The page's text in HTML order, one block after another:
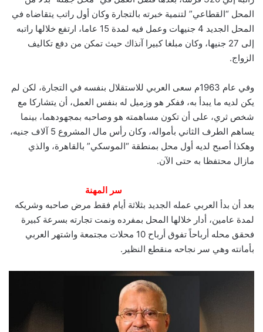
المحل “القطاعي” لتنمية خبرته بالتجارة وكان أول راتب يتقاضاه في
المحل الجديد 4 جنيهات وعمل فيه لمدة 15 عاما، ارتفع خلالها راتبه
إلى 27 جنيها، وكان مبلغا كبيرا آنذاك حيث تمكن من دفع تكاليف
الزواج.
وفي عام 1963م سعى العربي للاستقلال بنفسه في التجارة، لكن لم
يكن لديه ما يبدأ به، ففكر هو وزميل له بنفس العمل، أن يتشاركا مع
شخص ثري، على أن تكون مساهمته هو وصاحبه بمجهودهما، بينما
يساهم الطرف الثاني بأمواله، وكان رأس مال المشروع 5 آلاف جنيه،
وهكذا أصبح لديه أول محل بمنطقة “الموسكي” بالقاهرة، والذي
مازال محتفظا به حتى الآن.
سر المهنة
بعد أن بدأ العربي عمله الجديد بثلاثة أيام فقط مرض صاحبه وشريكه
لمدة عامين، أدار خلالها المحل بمفرده ونمت تجارته بسرعة كبيرة
فحقق محله أرباحاً تفوق أرباح 10 محلات مجتمعة واشتهر العربي
بأمانته وهي سر نجاحه منقطع النظير.